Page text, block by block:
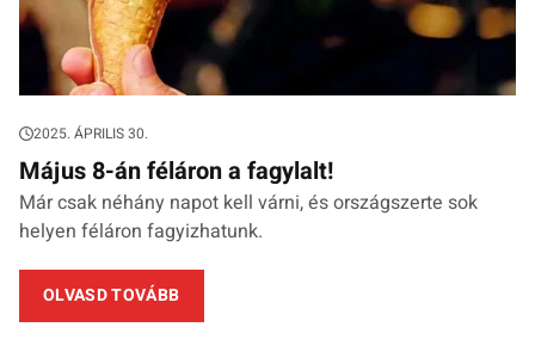
2025. ÁPRILIS 30.
Május 8-án féláron a fagylalt!
Már csak néhány napot kell várni, és országszerte sok
helyen féláron fagyizhatunk.
OLVASD TOVÁBB